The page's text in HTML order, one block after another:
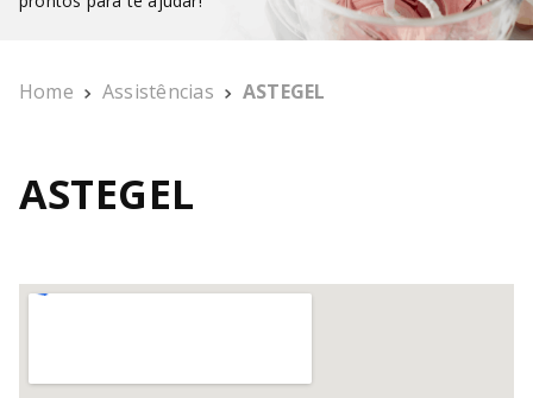
2º LIQUIDIFICADOR PURE POWER
4º PURE POWER PERSONAL JAR
6º K400
8º SORVETEIRA
Home Assistências ASTEGEL
ASTEGEL